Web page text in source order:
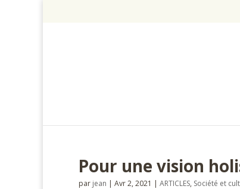
Pour une vision
par jean | Avr 2, 2021 | ARTICLES, Société et